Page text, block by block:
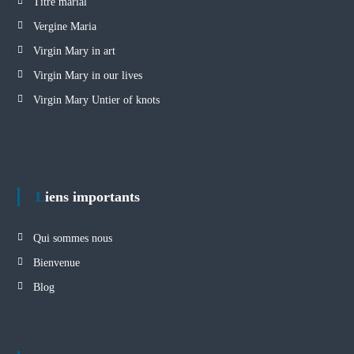
Vergine Maria
Virgin Mary in art
Virgin Mary in our lives
Virgin Mary Untier of knots
Liens importants
Qui sommes nous
Bienvenue
Blog